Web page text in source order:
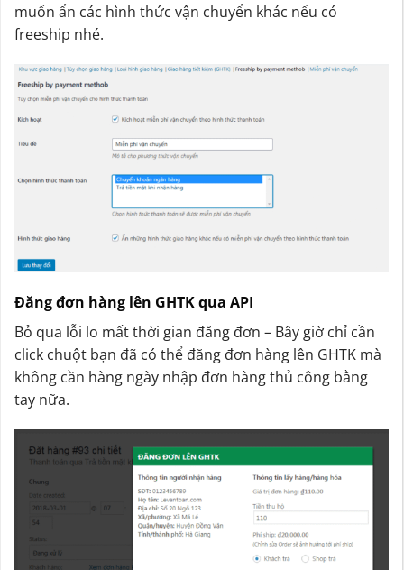
muốn ẩn các hình thức vận chuyển khác nếu có
freeship nhé.
Đăng đơn hàng lên GHTK qua API
Bỏ qua lỗi lo mất thời gian đăng đơn – Bây giờ chỉ cần
click chuột bạn đã có thể đăng đơn hàng lên GHTK mà
không cần hàng ngày nhập đơn hàng thủ công bằng
tay nữa.